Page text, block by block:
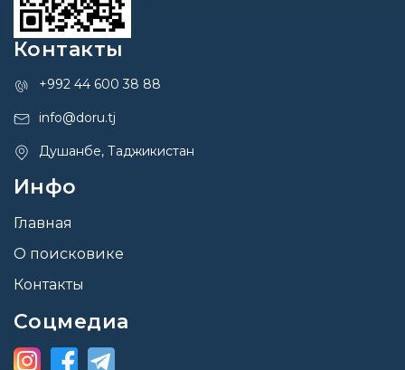
Контакты
+992 44 600 38 88
info@doru.tj
Душанбе, Таджикистан
Инфо
Главная
О поисковике
Контакты
Соцмедиа